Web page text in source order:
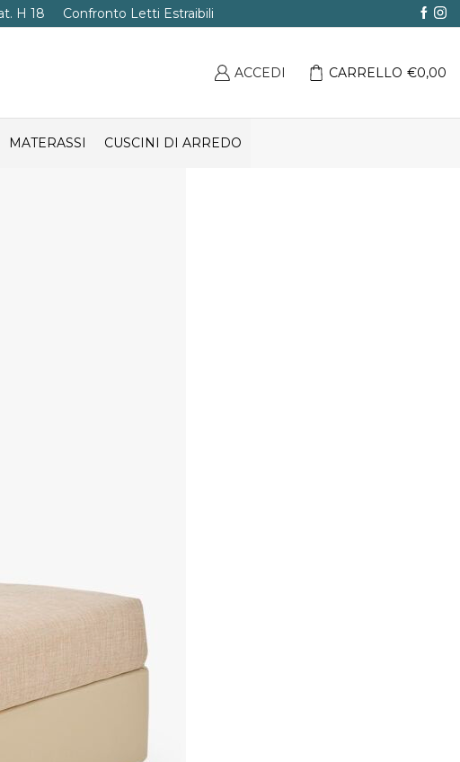
H 18 Confronto Letti Estraibili
ACCEDI CARRELLO €0,00
MATERASSI CUSCINI DI ARREDO